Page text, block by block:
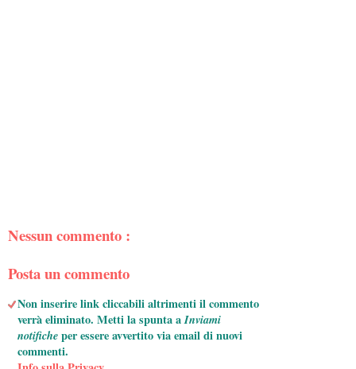
Nessun commento :
Posta un commento
Non inserire link cliccabili altrimenti il commento
verrà eliminato. Metti la spunta aInviami
notificheper essere avvertito via email di nuovi
commenti.